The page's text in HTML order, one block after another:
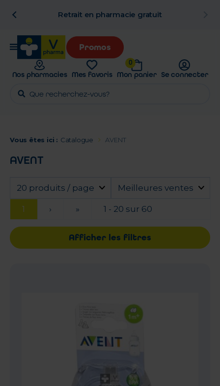
Retrait en pharmacie gratuit
Promos
Nos pharmacies Mes favoris
0
Mon panier Se connecter
Vous êtes ici : Catalogue AVENT
AVENT
20 produits / page Meilleures ventes
1 › » 1 - 20 sur 60
Afficher les filtres